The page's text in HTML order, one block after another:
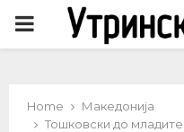
PRIMARY
Home
Македонија
Тошковски до